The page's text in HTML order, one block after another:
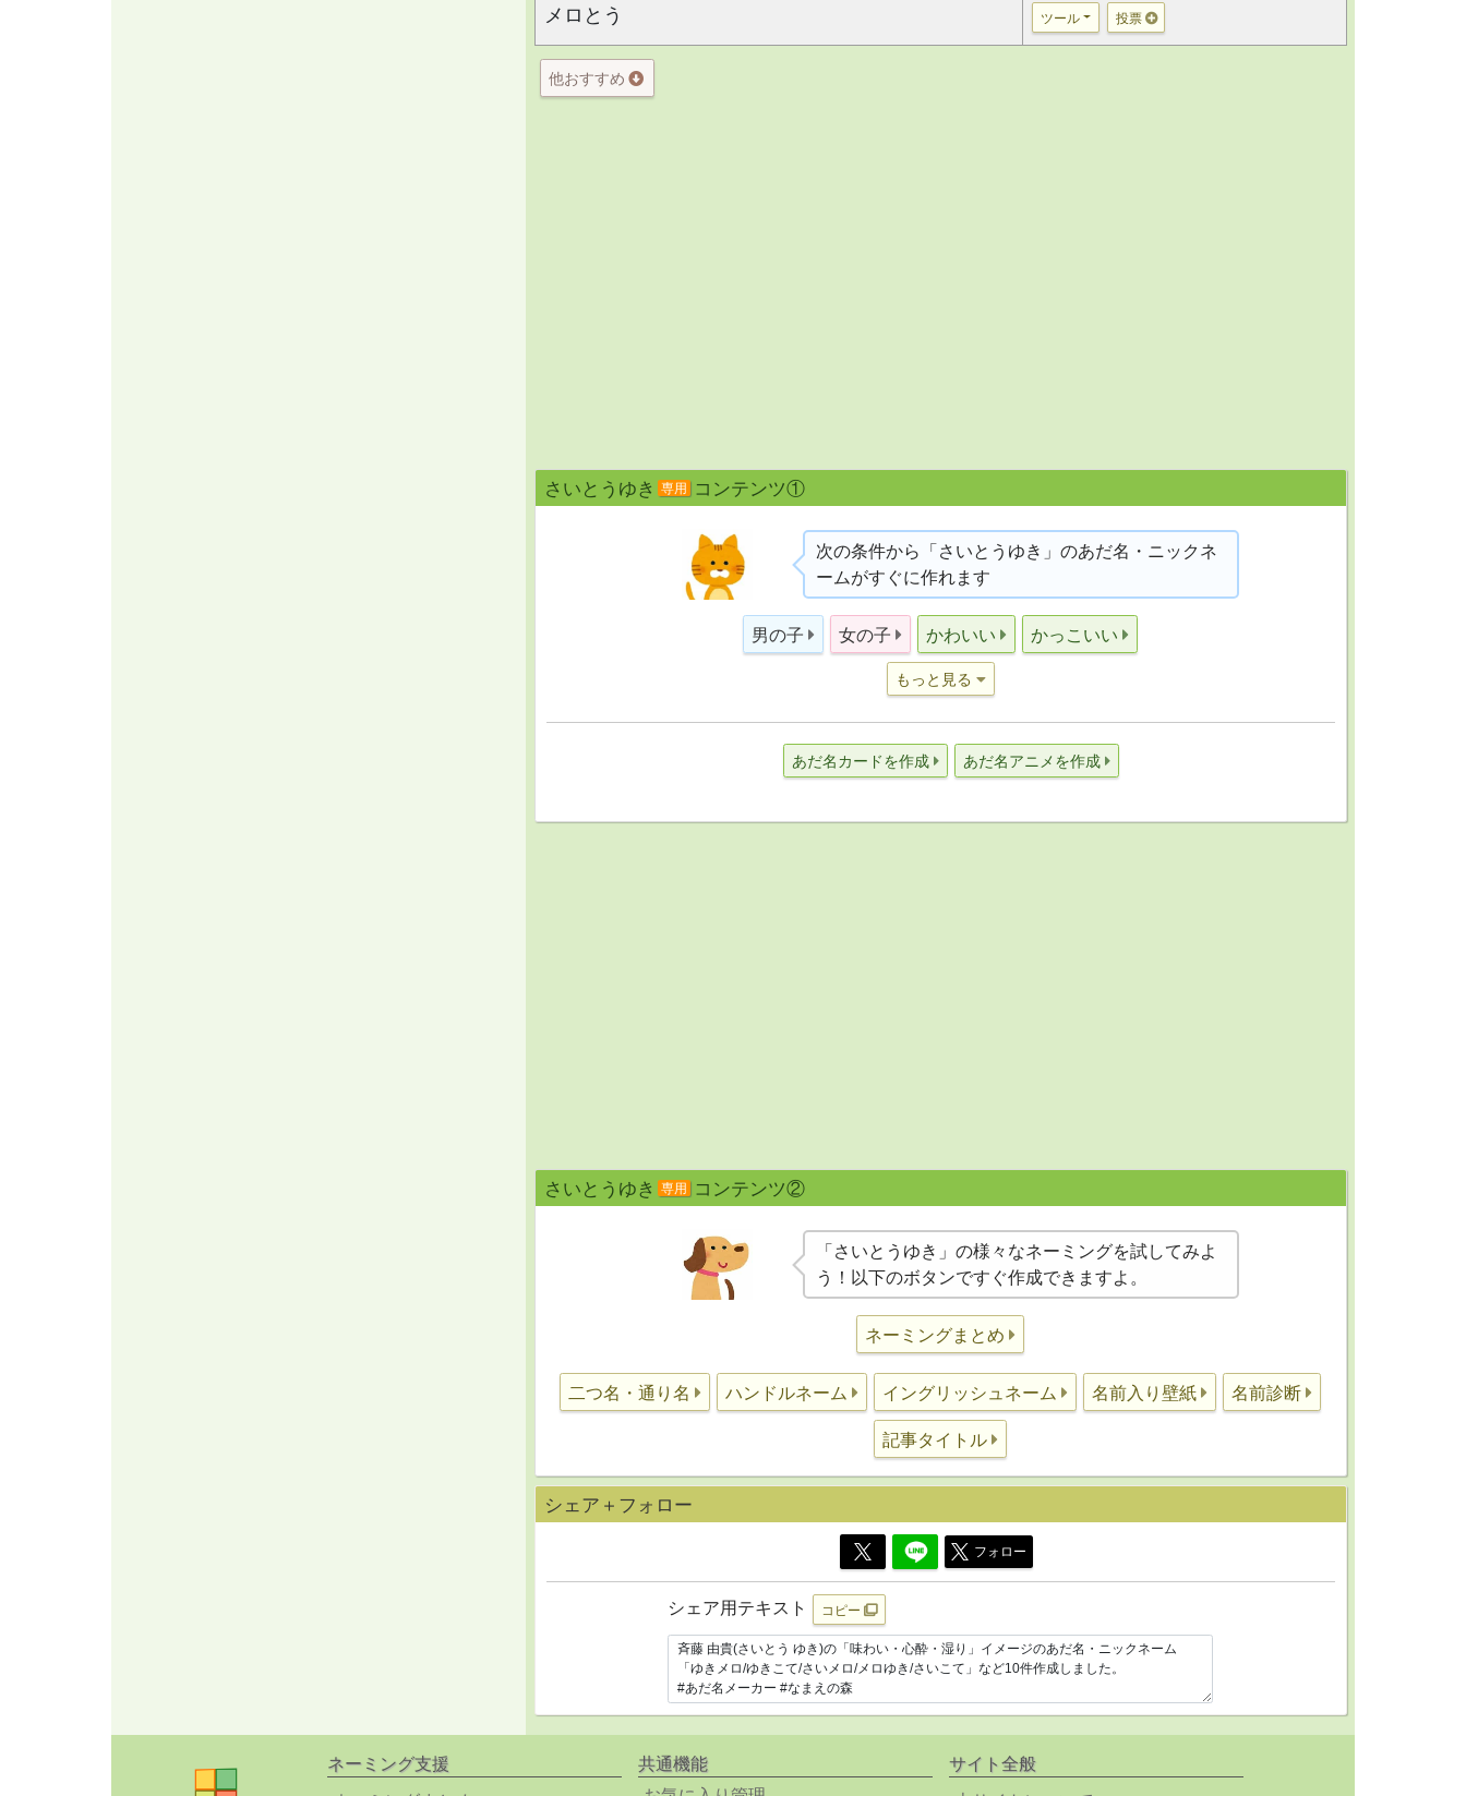
メロとう ツール 投票
他おすすめ
さいとうゆき 専用 コンテンツ①
次の条件から「さいとうゆき」のあだ名・ニックネ
ームがすぐに作れます
男の子 女の子 かわいい かっこいい
もっと見る
あだ名カードを作成 あだ名アニメを作成
さいとうゆき 専用 コンテンツ②
「さいとうゆき」の様々なネーミングを試してみよ
う！以下のボタンですぐ作成できますよ。
ネーミングまとめ
二つ名・通り名 ハンドルネーム イングリッシュネーム 名前入り壁紙 名前診断
記事タイトル
シェア＋フォロー
フォロー
シェア用テキスト コピー
ネーミング支援
共通機能
サイト全般